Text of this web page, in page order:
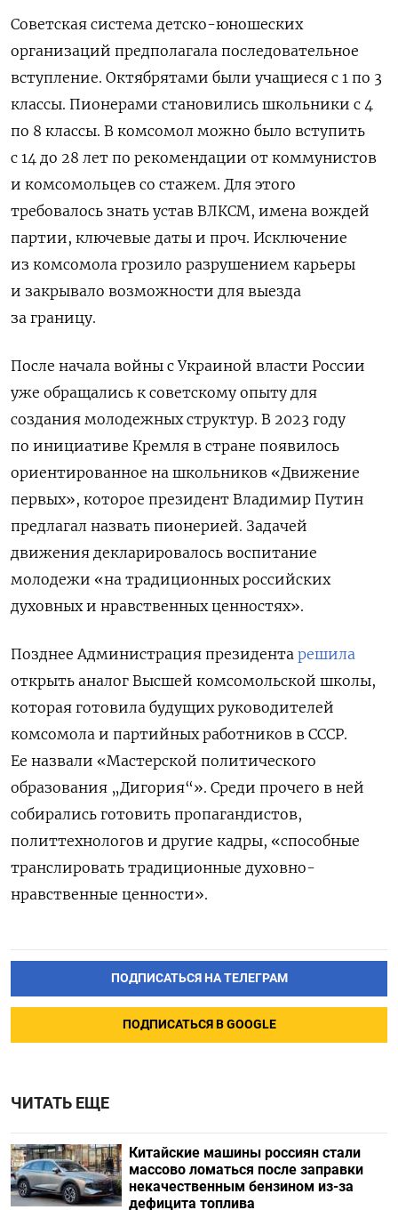
Советская система детско-юношеских
организаций предполагала последовательное
вступление. Октябрятами были учащиеся с 1 по 3
классы. Пионерами становились школьники с 4
по 8 классы. В комсомол можно было вступить
с 14 до 28 лет по рекомендации от коммунистов
и комсомольцев со стажем. Для этого
требовалось знать устав ВЛКСМ, имена вождей
партии, ключевые даты и проч. Исключение
из комсомола грозило разрушением карьеры
и закрывало возможности для выезда
за границу.
После начала войны с Украиной власти России
уже обращались к советскому опыту для
создания молодежных структур. В 2023 году
по инициативе Кремля в стране появилось
ориентированное на школьников «Движение
первых», которое президент Владимир Путин
предлагал назвать пионерией. Задачей
движения декларировалось воспитание
молодежи «на традиционных российских
духовных и нравственных ценностях».
Позднее Администрация президента решила
открыть аналог Высшей комсомольской школы,
которая готовила будущих руководителей
комсомола и партийных работников в СССР.
Ее назвали «Мастерской политического
образования „Дигория“». Среди прочего в ней
собирались готовить пропагандистов,
политтехнологов и другие кадры, «способные
транслировать традиционные духовно-
нравственные ценности».
ПОДПИСАТЬСЯ НА ТЕЛЕГРАМ
ПОДПИСАТЬСЯ В GOOGLE
ЧИТАТЬ ЕЩЕ
Китайские машины россиян стали
массово ломаться после заправки
некачественным бензином из-за
дефицита топлива